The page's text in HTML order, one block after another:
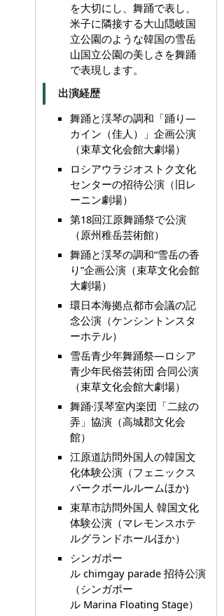
を大切にし、舞踊で表し、
米子に隣接する大山隠岐国
立公園のような韓国の雪岳
山国立公園の美しさを舞踊
で表現します。
出演経歴
舞踊と渓琴の調和「踊り―
カイン（佳人）」企画公演
（束草文化会館大劇場）
ロシアウラジオストク文化
センターの招待公演（旧レ
ーニン劇場）
第18回江原舞踊祭で公演
（原州稚岳芸術館）
舞踊と渓琴の調和“雪岳の香
り”企画公演（束草文化会館
大劇場）
環日本海拠点都市会議の記
念公演（ケンシントンスタ
ーホテル）
雪岳青少年舞踊祭―ロシア
青少年民俗芸術団 合同公演
（束草文化会館大劇場）
舞踊·渓琴室内楽団「二絃の
弄」協演（高城郡文化会
館）
江原道訪問外国人の韓国文
化体験公演（フェニックス
パークボールルームほか)
束草市訪問外国人 韓国文化
体験公演（マレモンスホテ
ルグランドホールほか）
シンガポー
ル chimgay parade 招待公演
（シンガポー
ル Marina Floating Stage）